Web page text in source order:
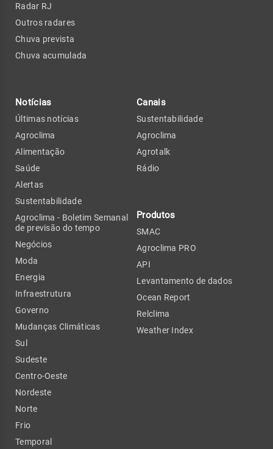
Radar RJ
Outros radares
Chuva prevista
Chuva acumulada
Notícias
Últimas notícias
Agroclima
Alimentação
Saúde
Alertas
Sustentabilidade
Agroclima - Boletim Semanal
de previsão do tempo
Negócios
Moda
Energia
Infraestrutura
Governo
Mudanças Climáticas
Sul
Sudeste
Centro-Oeste
Nordeste
Norte
Frio
Temporal
Canais
Sustentabilidade
Agroclima
Agrotalk
Rádio
Produtos
SMAC
Agroclima PRO
API
Levantamento de dados
Ocean Report
Relclima
Weather Index